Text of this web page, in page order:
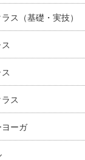
ス（基礎・実技）
ス
ヨーガ